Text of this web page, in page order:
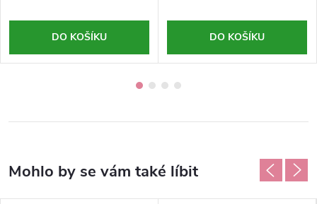
DO KOŠÍKU DO KOŠÍKU